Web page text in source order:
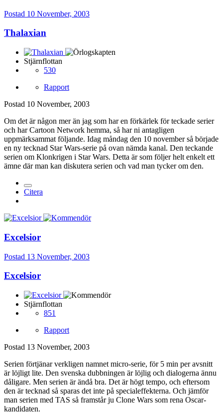
Postad 10 November, 2003
Thalaxian
Stjärnflottan
530
Rapport
Postad 10 November, 2003
Om det är någon mer än jag som har en förkärlek för teckade serier
och har Cartoon Network hemma, så har ni antagligen
uppmärksammat följande. Idag måndag den 10 november så började
en ny tecknad Star Wars-serie på ovan nämda kanal. Den teckande
serien om Klonkrigen i Star Wars. Detta är som följer helt enkelt ett
ämne där man kan diskutera serien och vad man tycker om den.
Citera
Excelsior
Postad 13 November, 2003
Excelsior
Stjärnflottan
851
Rapport
Postad 13 November, 2003
Serien förtjänar verkligen namnet micro-serie, för 5 min per avsnitt
är löjligt lite. Den svenska dubbningen är löjlig och dialogerna ännu
dåligare. Men serien är ändå bra. Det är högt tempo, och eftersom
den är tecknad så sparas det inte på specialeffekterna. Och jämför
man serien med TAS så framstår ju Clone Wars som rena Oscar-
kandidaten.